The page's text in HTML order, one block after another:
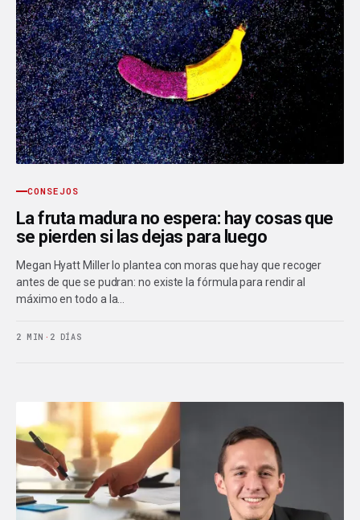
CONSEJOS
La fruta madura no espera: hay cosas que
se pierden si las dejas para luego
Megan Hyatt Miller lo plantea con moras que hay que recoger
antes de que se pudran: no existe la fórmula para rendir al
máximo en todo a la…
2 MIN · 2 DÍAS